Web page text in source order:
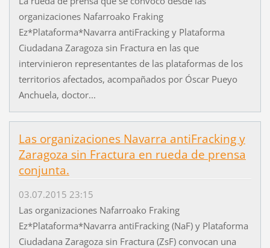
organizaciones Nafarroako Fraking
Ez*Plataforma*Navarra antiFracking y Plataforma
Ciudadana Zaragoza sin Fractura en las que
intervinieron representantes de las plataformas de los
territorios afectados, acompañados por Óscar Pueyo
Anchuela, doctor...
Las organizaciones Navarra antiFracking y
Zaragoza sin Fractura en rueda de prensa
conjunta.
03.07.2015 23:15
Las organizaciones Nafarroako Fraking
Ez*Plataforma*Navarra antiFracking (NaF) y Plataforma
Ciudadana Zaragoza sin Fractura (ZsF) convocan una